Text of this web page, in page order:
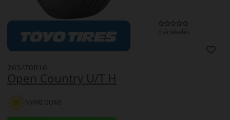
0 értékelés
Open Country U/T H
265/70R16
NYÁRI GUMI